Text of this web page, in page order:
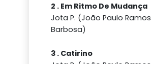
2 . Em Ritmo De Mudança
Jota P. (João Paulo Ramos
Barbosa)
3 . Catirino